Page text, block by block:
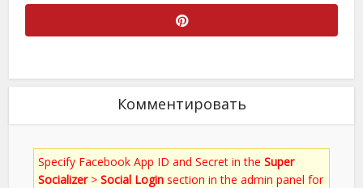
Комментировать
Specify Facebook App ID and Secret in theSuper
Socializer>Social Login section in the admin panel for